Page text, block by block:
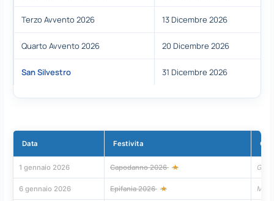
Terzo Avvento 2026 13 Dicembre 2026
Quarto Avvento 2026 20 Dicembre 2026
San Silvestro 31 Dicembre 2026
Data Festivita
1 gennaio 2026 Capodanno 2026 ★
6 gennaio 2026 Epifania 2026 ★